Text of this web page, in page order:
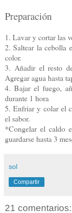
Preparación
1. Lavar y cortar las
2. Saltear la cebolla
color.
3. Añadir el resto
Agregar agua hasta
4. Bajar el fuego,
durante 1 hora
5. Enfriar y colar el
el sabor.
*Congelar el caldo
guardarse hasta 3
sol
Compartir
21 comentarios: